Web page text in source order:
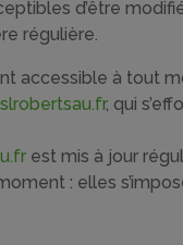
d’être
régulière.
accessible à tout
, qui
est mis à jour
: elles